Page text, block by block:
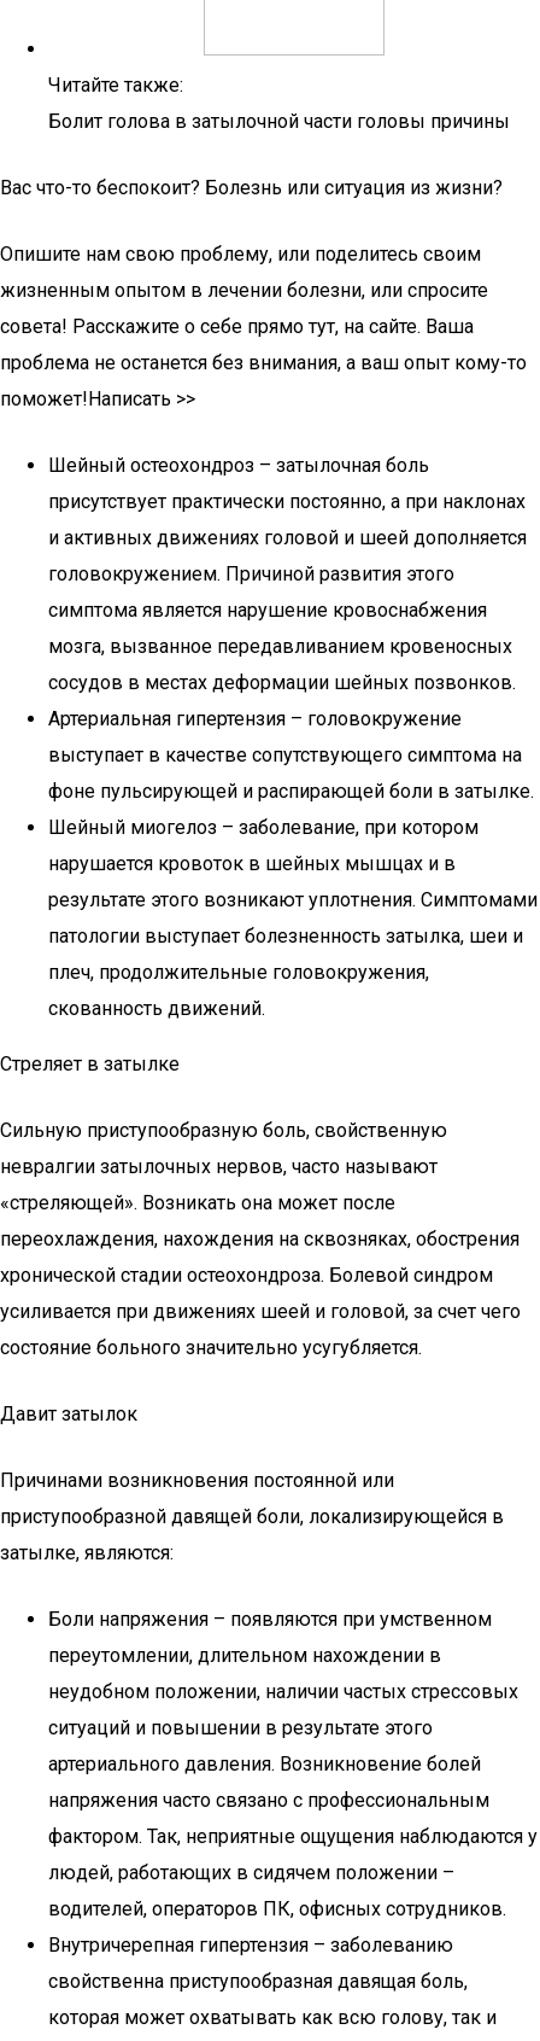
Читайте также:
Болит голова в затылочной части головы причины
Вас что-то беспокоит? Болезнь или ситуация из жизни?
Опишите нам свою проблему, или поделитесь своим
жизненным опытом в лечении болезни, или спросите
совета! Расскажите о себе прямо тут, на сайте. Ваша
проблема не останется без внимания, а ваш опыт кому-то
поможет!Написать >>
Шейный остеохондроз – затылочная боль
присутствует практически постоянно, а при наклонах
и активных движениях головой и шеей дополняется
головокружением. Причиной развития этого
симптома является нарушение кровоснабжения
мозга, вызванное передавливанием кровеносных
сосудов в местах деформации шейных позвонков.
Артериальная гипертензия – головокружение
выступает в качестве сопутствующего симптома на
фоне пульсирующей и распирающей боли в затылке.
Шейный миогелоз – заболевание, при котором
нарушается кровоток в шейных мышцах и в
результате этого возникают уплотнения. Симптомами
патологии выступает болезненность затылка, шеи и
плеч, продолжительные головокружения,
скованность движений.
Стреляет в затылке
Сильную приступообразную боль, свойственную
невралгии затылочных нервов, часто называют
«стреляющей». Возникать она может после
переохлаждения, нахождения на сквозняках, обострения
хронической стадии остеохондроза. Болевой синдром
усиливается при движениях шеей и головой, за счет чего
состояние больного значительно усугубляется.
Давит затылок
Причинами возникновения постоянной или
приступообразной давящей боли, локализирующейся в
затылке, являются:
Боли напряжения – появляются при умственном
переутомлении, длительном нахождении в
неудобном положении, наличии частых стрессовых
ситуаций и повышении в результате этого
артериального давления. Возникновение болей
напряжения часто связано с профессиональным
фактором. Так, неприятные ощущения наблюдаются у
людей, работающих в сидячем положении –
водителей, операторов ПК, офисных сотрудников.
Внутричерепная гипертензия – заболеванию
свойственна приступообразная давящая боль,
которая может охватывать как всю голову, так и